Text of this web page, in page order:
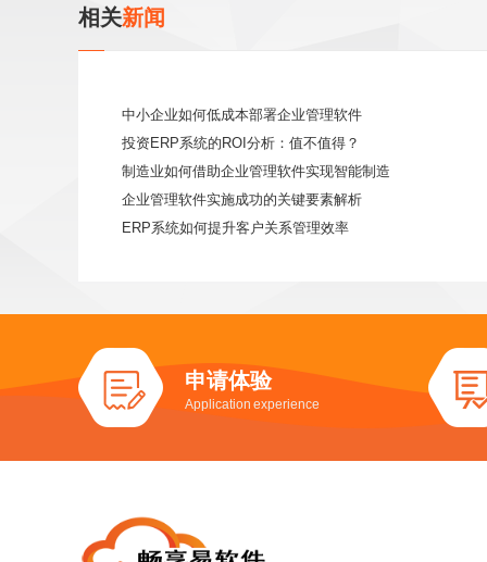
相关新闻
中小企业如何低成本部署企业管理软件
投资ERP系统的ROI分析：值不值得？
制造业如何借助企业管理软件实现智能制造
企业管理软件实施成功的关键要素解析
ERP系统如何提升客户关系管理效率
申请体验
Application experience